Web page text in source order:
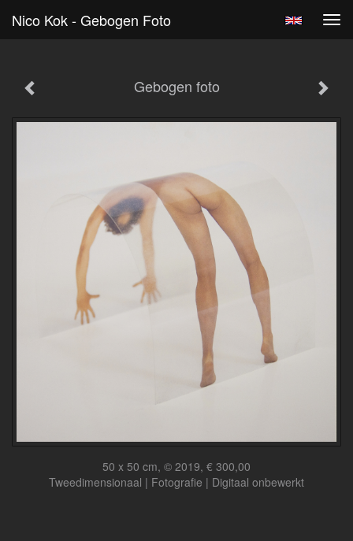
Nico Kok - Gebogen Foto
Gebogen foto
50 x 50 cm, © 2019, € 300,00
Tweedimensionaal | Fotografie | Digitaal onbewerkt